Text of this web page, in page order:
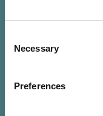
Selection
Necessary
Preferences
Fiúk
Lőtér x Közlekedési